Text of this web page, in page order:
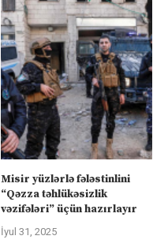
Misir yüzlərlə fələstinlini
“Qəzza təhlükəsizlik
vəzifələri” üçün hazırlayır
İyul 31, 2025